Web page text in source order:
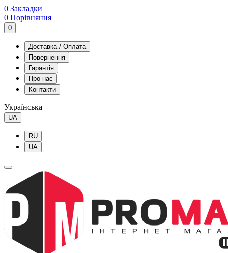
0 Закладки
0 Порівняння
0
Доставка / Оплата
Повернення
Гарантія
Про нас
Контакти
Українська
UA
RU
UA